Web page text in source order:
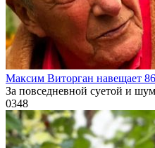
Максим Виторган навещает
За повседневной суетой и
0348